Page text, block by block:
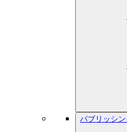
パブリッシ